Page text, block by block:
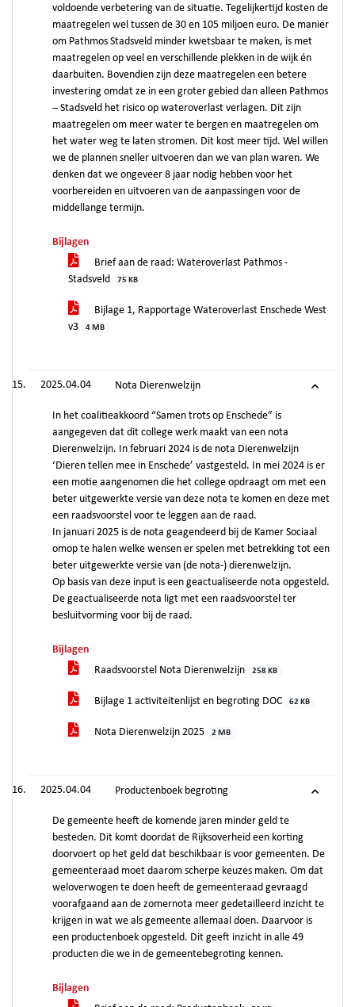
voldoende verbetering van de situatie. Tegelijkertijd kosten de
maatregelen wel tussen de 30 en 105 miljoen euro. De manier
om Pathmos Stadsveld minder kwetsbaar te maken, is met
maatregelen op veel en verschillende plekken in de wijk én
daarbuiten. Bovendien zijn deze maatregelen een betere
investering omdat ze in een groter gebied dan alleen Pathmos
– Stadsveld het risico op wateroverlast verlagen. Dit zijn
maatregelen om meer water te bergen en maatregelen om
het water weg te laten stromen. Dit kost meer tijd. Wel willen
we de plannen sneller uitvoeren dan we van plan waren. We
denken dat we ongeveer 8 jaar nodig hebben voor het
voorbereiden en uitvoeren van de aanpassingen voor de
middellange termijn.
Bijlagen
Brief aan de raad: Wateroverlast Pathmos -
Stadsveld
75 KB
Bijlage 1, Rapportage Wateroverlast Enschede West
v3
4 MB
2025.04.04 Nota Dierenwelzijn
In het coalitieakkoord “Samen trots op Enschede” is
aangegeven dat dit college werk maakt van een nota
Dierenwelzijn. In februari 2024 is de nota Dierenwelzijn
‘Dieren tellen mee in Enschede’ vastgesteld. In mei 2024 is er
een motie aangenomen die het college opdraagt om met een
beter uitgewerkte versie van deze nota te komen en deze met
een raadsvoorstel voor te leggen aan de raad.
In januari 2025 is de nota geagendeerd bij de Kamer Sociaal
omop te halen welke wensen er spelen met betrekking tot een
beter uitgewerkte versie van (de nota-) dierenwelzijn.
Op basis van deze input is een geactualiseerde nota opgesteld.
De geactualiseerde nota ligt met een raadsvoorstel ter
besluitvorming voor bij de raad.
Bijlagen
Raadsvoorstel Nota Dierenwelzijn
258 KB
Bijlage 1 activiteitenlijst en begroting DOC 62 KB
Nota Dierenwelzijn 2025 2 MB
2025.04.04 Productenboek begroting
De gemeente heeft de komende jaren minder geld te
besteden. Dit komt doordat de Rijksoverheid een korting
doorvoert op het geld dat beschikbaar is voor gemeenten. De
gemeenteraad moet daarom scherpe keuzes maken. Om dat
weloverwogen te doen heeft de gemeenteraad gevraagd
voorafgaand aan de zomernota meer gedetailleerd inzicht te
krijgen in wat we als gemeente allemaal doen. Daarvoor is
een productenboek opgesteld. Dit geeft inzicht in alle 49
producten die we in de gemeentebegroting kennen.
Bijlagen